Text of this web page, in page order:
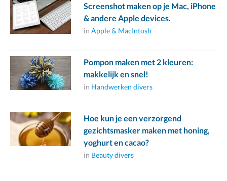
Screenshot maken op je Mac, iPhone
& andere Apple devices.
in Apple & MacIntosh
Pompon maken met 2 kleuren:
makkelijk en snel!
in Handwerken divers
Hoe kun je een verzorgend
gezichtsmasker maken met honing,
yoghurt en cacao?
in Beauty divers